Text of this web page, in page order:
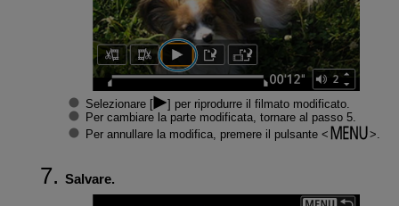
Selezionare [
] per riprodurre il filmato modificato.
Per cambiare la parte modificata, tornare al passo 5.
Per annullare la modifica, premere il pulsante
Salvare.